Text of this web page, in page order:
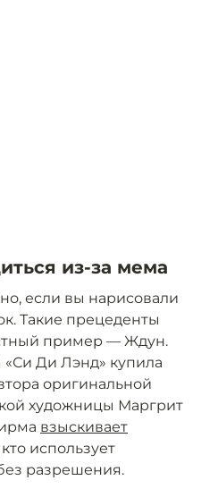
из-за мема
если вы нарисовали
Такие прецеденты
пример — Ждун.
Ди Лэнд» купила
оригинальной
художницы Маргрит
взыскивает
использует
разрешения.